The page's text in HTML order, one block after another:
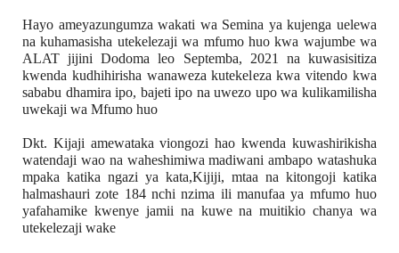
Hayo ameyazungumza wakati wa Semina ya kujenga uelewa
na kuhamasisha utekelezaji wa mfumo huo kwa wajumbe wa
ALAT jijini Dodoma leo Septemba, 2021 na kuwasisitiza
kwenda kudhihirisha wanaweza kutekeleza kwa vitendo kwa
sababu dhamira ipo, bajeti ipo na uwezo upo wa kulikamilisha
uwekaji wa Mfumo huo
Dkt. Kijaji amewataka viongozi hao kwenda kuwashirikisha
watendaji wao na waheshimiwa madiwani ambapo watashuka
mpaka katika ngazi ya kata,Kijiji, mtaa na kitongoji katika
halmashauri zote 184 nchi nzima ili manufaa ya mfumo huo
yafahamike kwenye jamii na kuwe na muitikio chanya wa
utekelezaji wake